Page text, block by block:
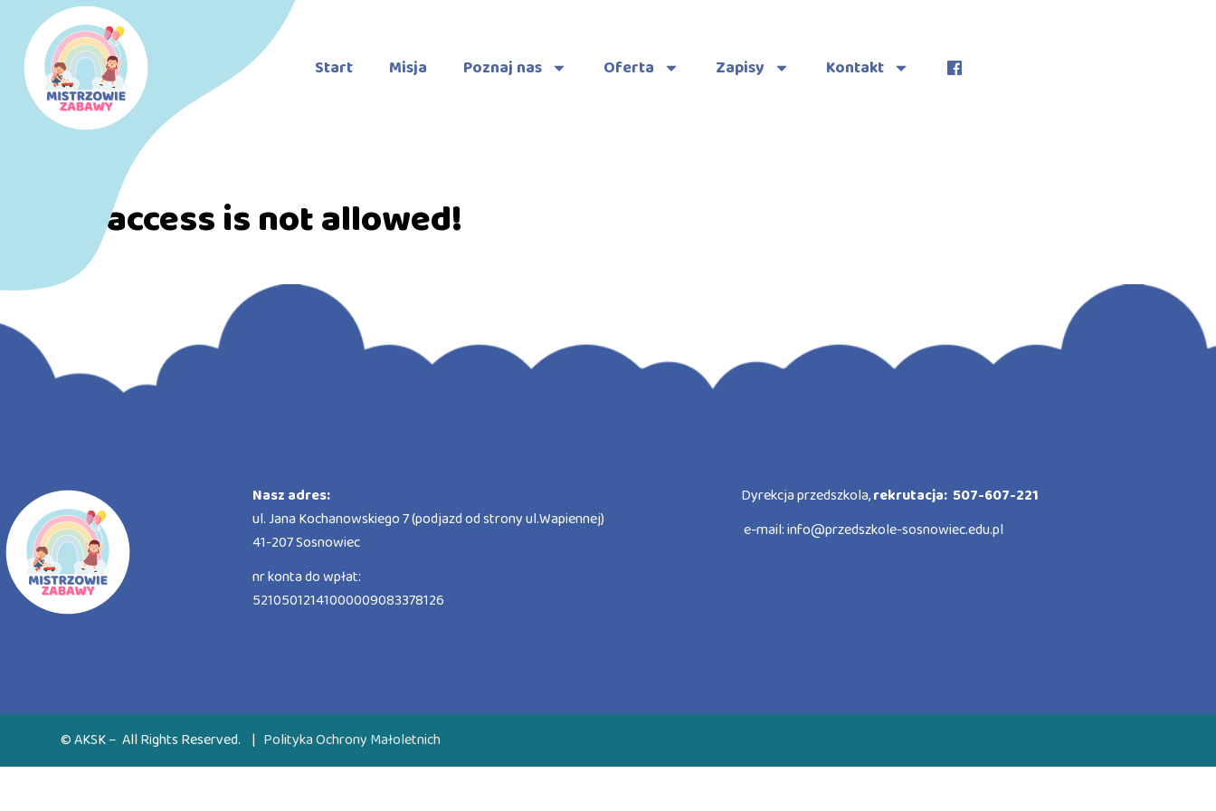
Start Misja Poznaj nas Oferta Zapisy Kontakt
Direct access is not allowed!
Nasz adres:
ul. Jana Kochanowskiego 7 (podjazd od strony ul.Wapiennej)
41-207 Sosnowiec
nr konta do wpłat:
52105012141000009083378126
Dyrekcja przedszkola,rekrutacja: 507-607-221
e-mail:info@przedszkole-sosnowiec.edu.pl
© AKSK – All Rights Reserved. | Polityka Ochrony Małoletnich